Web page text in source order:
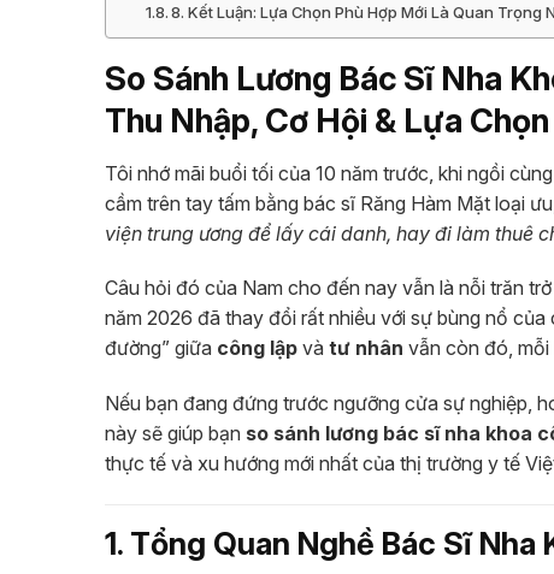
8. Kết Luận: Lựa Chọn Phù Hợp Mới Là Quan Trọng
So Sánh Lương Bác Sĩ Nha
Thu Nhập, Cơ Hội & Lựa
Tôi nhớ mãi buổi tối của 10 năm trước, khi ngồi
cầm trên tay tấm bằng bác sĩ Răng Hàm Mặt loại
viện trung ương để lấy cái danh, hay đi làm thuê
Câu hỏi đó của Nam cho đến nay vẫn là nỗi trăn
năm 2026 đã thay đổi rất nhiều với sự bùng nổ
đường” giữa công lập và tư nhân vẫn còn đó,
Nếu bạn đang đứng trước ngưỡng cửa sự nghiệp,
này sẽ giúp bạn so sánh lương bác sĩ nha khoa
thực tế và xu hướng mới nhất của thị trường y tế
1. Tổng Quan Nghề Bác Sĩ